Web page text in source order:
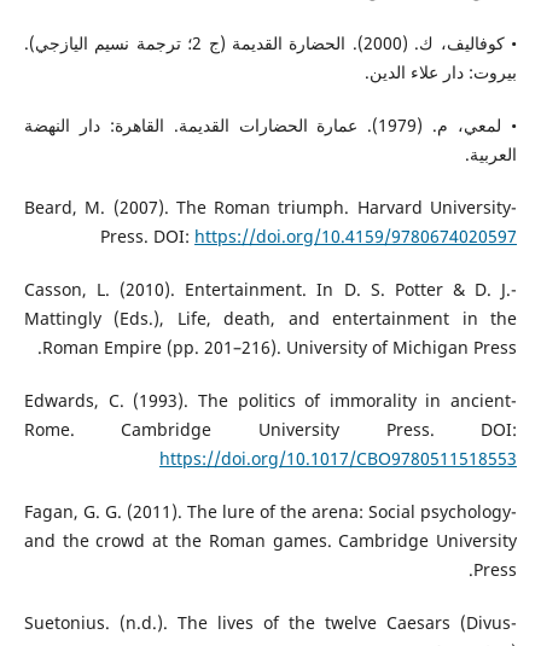
• كوفاليف، ك. (2000). الحضارة القديمة (ج 2؛ ترجمة نسيم اليازجي).
بيروت: دار علاء الدين.
• لمعي، م. (1979). عمارة الحضارات القديمة. القاهرة: دار النهضة
العربية.
-Beard, M. (2007). The Roman triumph. Harvard University
Press. DOI: https://doi.org/10.4159/9780674020597
-Casson, L. (2010). Entertainment. In D. S. Potter & D. J.
Mattingly (Eds.), Life, death, and entertainment in the
Roman Empire (pp. 201–216). University of Michigan Press.
-Edwards, C. (1993). The politics of immorality in ancient
Rome. Cambridge University Press. DOI:
https://doi.org/10.1017/CBO9780511518553
-Fagan, G. G. (2011). The lure of the arena: Social psychology
and the crowd at the Roman games. Cambridge University
Press.
-Suetonius. (n.d.). The lives of the twelve Caesars (Divus